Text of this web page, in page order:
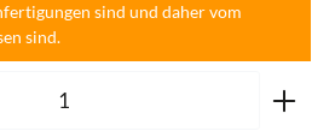
sind und daher vom
sind.
den gewünschten Wert ein oder